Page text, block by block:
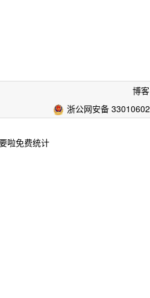
博
浙公网安备